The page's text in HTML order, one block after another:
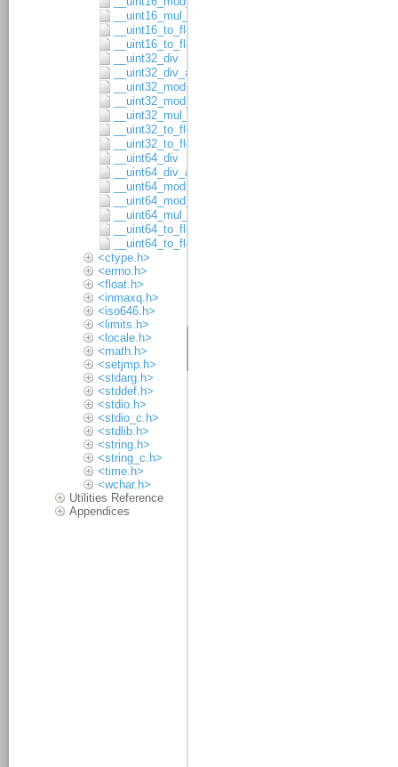
__uint16_mul_8x8
__uint16_to_float32
__uint16_to_float64
__uint32_div
__uint32_div_asgn
__uint32_mod
__uint32_mod_asgn
__uint32_mul_16x16
__uint32_to_float32
__uint32_to_float64
__uint64_div
__uint64_div_asgn
__uint64_mod
__uint64_mod_asgn
__uint64_mul_32x32
__uint64_to_float32
__uint64_to_float64
<ctype.h>
<errno.h>
<float.h>
<inmaxq.h>
<iso646.h>
<limits.h>
<locale.h>
<math.h>
<setjmp.h>
<stdarg.h>
<stddef.h>
<stdio.h>
<stdio_c.h>
<stdlib.h>
<string.h>
<string_c.h>
<time.h>
<wchar.h>
Utilities Reference
Appendices